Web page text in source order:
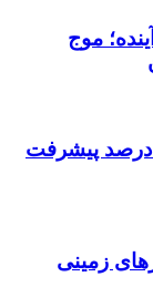
۷۲ ساعت آینده؛ موج
بازوند: ایستگاه راه‌آهن سبزوار ۴۷ درصد پیشرفت
زمینی